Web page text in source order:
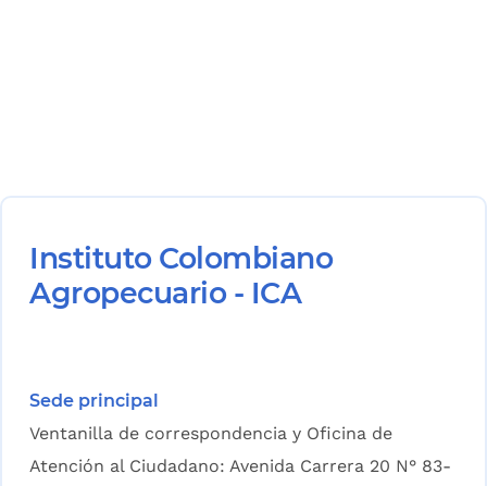
Instituto Colombiano
Agropecuario - ICA
Sede principal
Ventanilla de correspondencia y Oficina de
Atención al Ciudadano: Avenida Carrera 20 N° 83-